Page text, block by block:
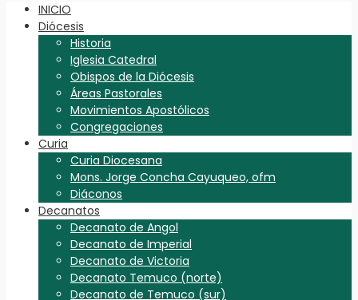
INICIO
Diócesis
Historia
Iglesia Catedral
Obispos de la Diócesis
Áreas Pastorales
Movimientos Apostólicos
Congregaciones
Curia
Curia Diocesana
Mons. Jorge Concha Cayuqueo, ofm
Diáconos
Decanatos
Decanato de Angol
Decanato de Imperial
Decanato de Victoria
Decanato Temuco (norte)
Decanato de Temuco (sur)